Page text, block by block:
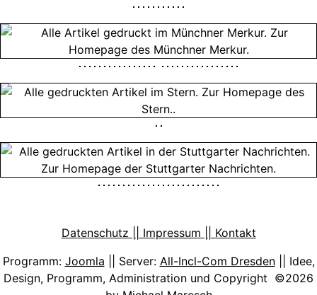
Datenschutz || Impressum || Kontakt
Programm: Joomla || Server: All-Incl-Com Dresden|| Idee,
Design, Programm, Administration und Copyright ©2026